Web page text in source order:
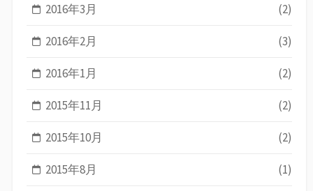
2016年3月 (2)
2016年2月 (3)
2016年1月 (2)
2015年11月 (2)
2015年10月 (2)
2015年8月 (1)